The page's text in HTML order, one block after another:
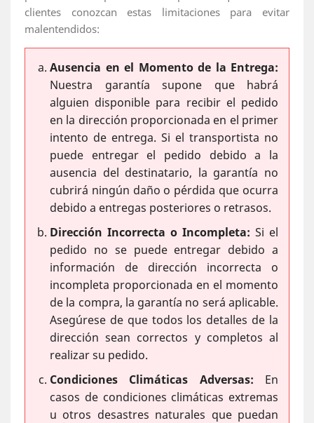
clientes conozcan estas limitaciones para evitar
malentendidos:
Ausencia en el Momento de la Entrega:
Nuestra garantía supone que habrá
alguien disponible para recibir el pedido
en la dirección proporcionada en el primer
intento de entrega. Si el transportista no
puede entregar el pedido debido a la
ausencia del destinatario, la garantía no
cubrirá ningún daño o pérdida que ocurra
debido a entregas posteriores o retrasos.
Dirección Incorrecta o Incompleta: Si el
pedido no se puede entregar debido a
información de dirección incorrecta o
incompleta proporcionada en el momento
de la compra, la garantía no será aplicable.
Asegúrese de que todos los detalles de la
dirección sean correctos y completos al
realizar su pedido.
Condiciones Climáticas Adversas: En
casos de condiciones climáticas extremas
u otros desastres naturales que puedan